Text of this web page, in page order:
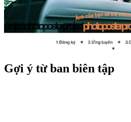
Gợi ý từ ban biên tập